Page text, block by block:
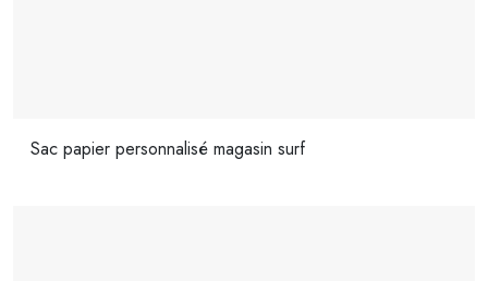
Sac papier personnalisé magasin surf